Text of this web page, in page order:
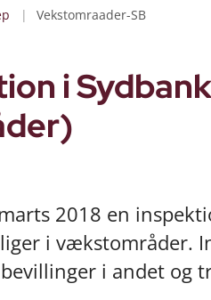
Vekstomraader-SB
i
2018 en
i vækstområder.
i andet og